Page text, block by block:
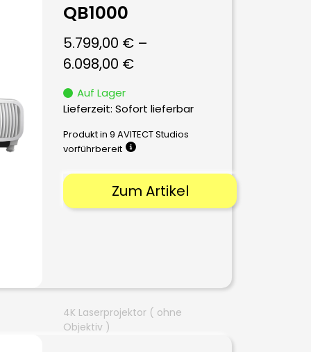
QB1000
5.799,00 € –
6.098,00 €
Auf Lager
Lieferzeit: Sofort lieferbar
Produkt in 9 AVITECT Studios
vorführbereit
Zum Artikel
4K Laserprojektor ( ohne
Objektiv )